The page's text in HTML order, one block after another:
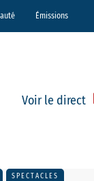
Émissions
Voir le direct
SPECTACLES